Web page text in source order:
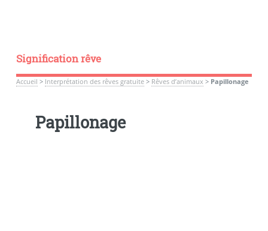
Signification rêve
Accueil > Interprétation des rêves gratuite> Rêves d’animaux > Papillonage
Papillonage